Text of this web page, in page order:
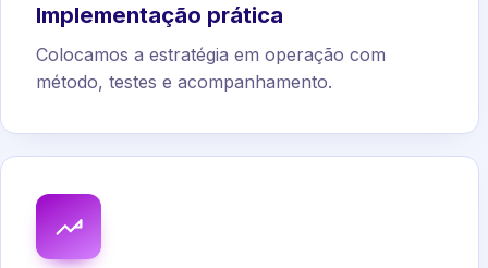
Implementação prática
Colocamos a estratégia em operação com
método, testes e acompanhamento.